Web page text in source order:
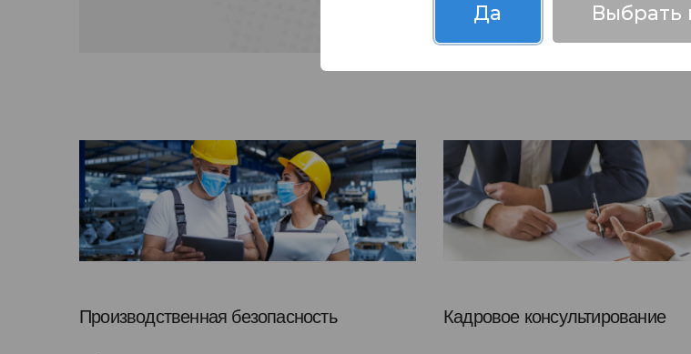
Производственная безопасность Кадровое консультирование
Да Выбрать